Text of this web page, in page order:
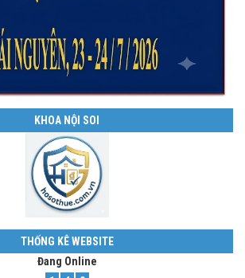
KHOA NỘI SOI
THỐNG KÊ WEBSITE
Đang Online